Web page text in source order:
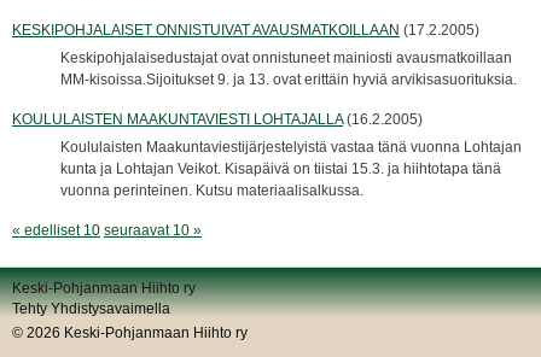
KESKIPOHJALAISET ONNISTUIVAT AVAUSMATKOILLAAN (17.2.2005)
Keskipohjalaisedustajat ovat onnistuneet mainiosti avausmatkoillaan
MM-kisoissa.Sijoitukset 9. ja 13. ovat erittäin hyviä arvikisasuorituksia.
KOULULAISTEN MAAKUNTAVIESTI LOHTAJALLA (16.2.2005)
Koululaisten Maakuntaviestijärjestelyistä vastaa tänä vuonna Lohtajan
kunta ja Lohtajan Veikot. Kisapäivä on tiistai 15.3. ja hiihtotapa tänä
vuonna perinteinen. Kutsu materiaalisalkussa.
« edelliset 10 seuraavat 10 »
Keski-Pohjanmaan Hiihto ry
Tehty Yhdistysavaimella
© 2026 Keski-Pohjanmaan Hiihto ry